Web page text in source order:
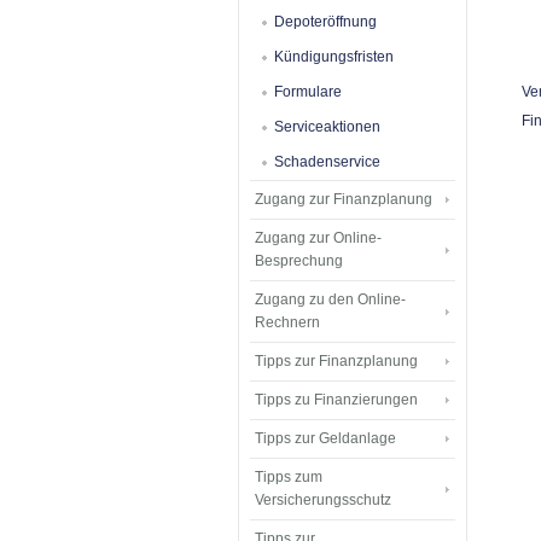
Depoteröffnung
Kündigungsfristen
Formulare
Serviceaktionen
Schadenservice
Zugang zur Finanzplanung
Zugang zur Online-
Besprechung
Zugang zu den Online-
Rechnern
Tipps zur Finanzplanung
Tipps zu Finanzierungen
Tipps zur Geldanlage
Tipps zum
Versicherungsschutz